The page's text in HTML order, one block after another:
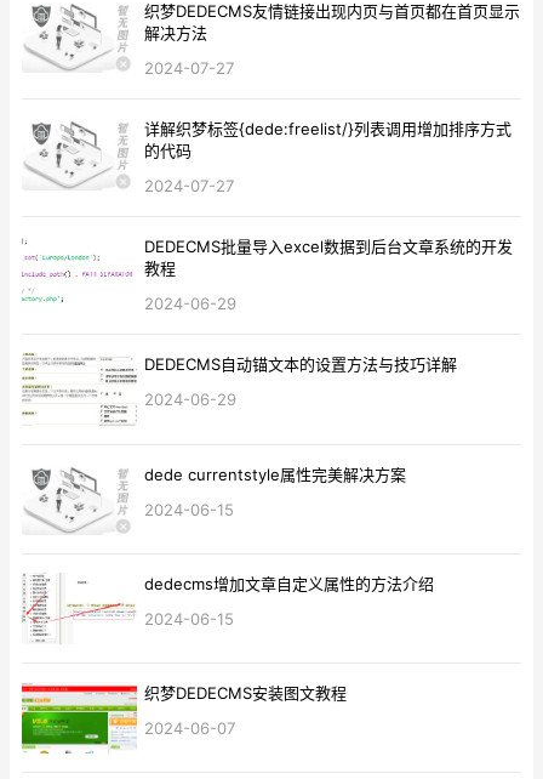
织梦DEDECMS友情链接出现内页与首页都在首页显示
解决方法
2024-07-27
详解织梦标签{dede:freelist/}列表调用增加排序方式
的代码
2024-07-27
DEDECMS批量导入excel数据到后台文章系统的开发
教程
2024-06-29
DEDECMS自动锚文本的设置方法与技巧详解
2024-06-29
dede currentstyle属性完美解决方案
2024-06-15
dedecms增加文章自定义属性的方法介绍
2024-06-15
织梦DEDECMS安装图文教程
2024-06-07